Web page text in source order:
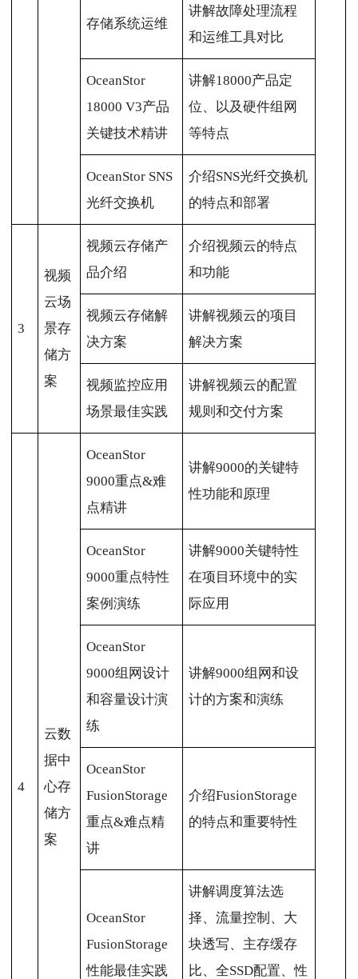
存储系统运维
讲解故障处理流程
和运维工具对比
OceanStor
18000 V3产品
关键技术精讲
讲解18000产品定
位、以及硬件组网
等特点
OceanStor SNS
光纤交换机
介绍SNS光纤交换机
的特点和部署
3
视频
云场
景存
储方
案
视频云存储产
品介绍
介绍视频云的特点
和功能
视频云存储解
决方案
讲解视频云的项目
解决方案
视频监控应用
场景最佳实践
讲解视频云的配置
规则和交付方案
4
云数
据中
心存
储方
案
OceanStor
9000重点&难
点精讲
讲解9000的关键特
性功能和原理
OceanStor
9000重点特性
案例演练
讲解9000关键特性
在项目环境中的实
际应用
OceanStor
9000组网设计
和容量设计演
练
讲解9000组网和设
计的方案和演练
OceanStor
FusionStorage
重点&难点精
讲
介绍FusionStorage
的特点和重要特性
OceanStor
FusionStorage
性能最佳实践
讲解调度算法选
择、流量控制、大
块透写、主存缓存
比、全SSD配置、性